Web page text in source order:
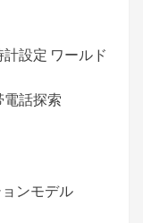
設定 ワールド
電話探索
ンモデル